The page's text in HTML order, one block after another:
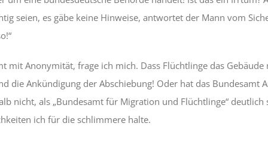
seien, es gäbe keine Hinweise, antwortet der Mann vom
mit Anonymität, frage ich mich. Dass Flüchtlinge das
die Ankündigung der Abschiebung! Oder hat das Bundesamt
nicht, als „Bundesamt für Migration und Flüchtlinge“ deutlich
ich für die schlimmere halte.